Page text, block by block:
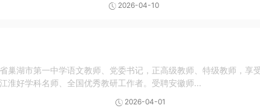
2026-04-10
第一中学语文教师、党委书记，正高级教师、特级教师，享受
淮好学科名师、全国优秀教研工作者。受聘安徽师...
2026-04-01